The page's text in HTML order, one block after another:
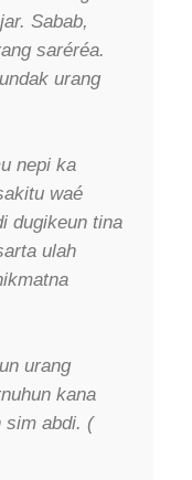
Sabab,
saréréa.
urang
nepi ka
waé
dugikeun tina
ulah
urang
kana
sim abdi. (